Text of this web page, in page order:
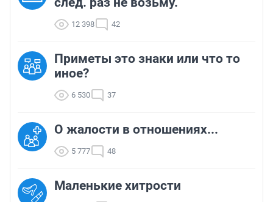
12 398 42
Приметы это знаки или что то
иное?
6 530 37
О жалости в отношениях...
5 777 48
Маленькие хитрости